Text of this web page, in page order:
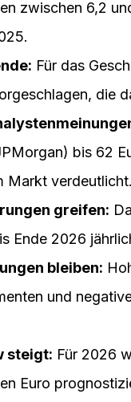
zwischen 6,2
Für das
die
bis 62
Markt verdeutlicht.
greifen:
Ende 2026
bleiben:
und
steigt: Für 2026
Euro